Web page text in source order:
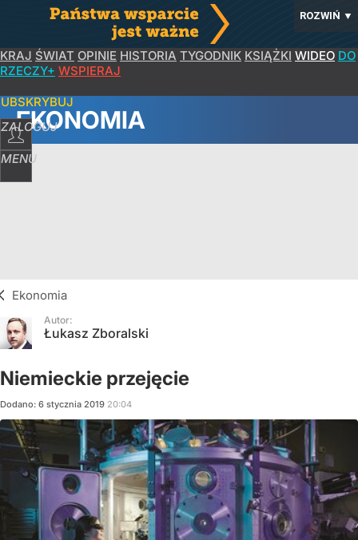
ROZWIŃ ▼
KRAJ ŚWIAT OPINIE HISTORIA TYGODNIK KSIĄŻKI WIDEO DO
RZECZY+ WSPIERAJ
ZALOGUJ
MENU
EKONOMIA
Ekonomia
Autor:
Łukasz Zboralski
Niemieckie przejęcie
Dodano: 6 stycznia 2019 20:04